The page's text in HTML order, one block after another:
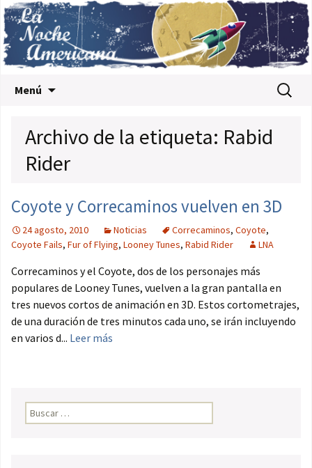
Menú Buscar:
Archivo de la etiqueta: Rabid
Rider
Coyote y Correcaminos vuelven en 3D
24 agosto, 2010 Noticias Correcaminos, Coyote,
Coyote Fails, Fur of Flying, Looney Tunes, Rabid Rider LNA
Correcaminos y el Coyote, dos de los personajes más
populares de Looney Tunes, vuelven a la gran pantalla en
tres nuevos cortos de animación en 3D. Estos cortometrajes,
de una duración de tres minutos cada uno, se irán incluyendo
en varios d... Leer más
Buscar: